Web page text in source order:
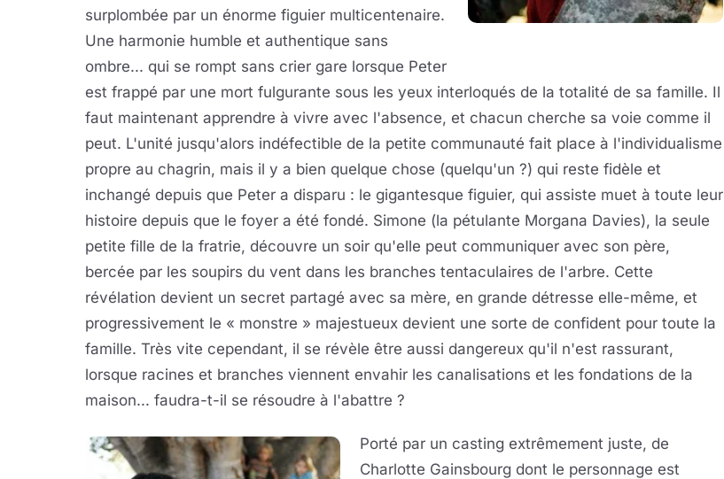
surplombée par un énorme figuier multicentenaire.
Une harmonie humble et authentique sans
ombre... qui se rompt sans crier gare lorsque Peter
est frappé par une mort fulgurante sous les yeux interloqués de la totalité de sa famille. Il
faut maintenant apprendre à vivre avec l'absence, et chacun cherche sa voie comme il
peut. L'unité jusqu'alors indéfectible de la petite communauté fait place à l'individualisme
propre au chagrin, mais il y a bien quelque chose (quelqu'un ?) qui reste fidèle et
inchangé depuis que Peter a disparu : le gigantesque figuier, qui assiste muet à toute leur
histoire depuis que le foyer a été fondé. Simone (la pétulante Morgana Davies), la seule
petite fille de la fratrie, découvre un soir qu'elle peut communiquer avec son père,
bercée par les soupirs du vent dans les branches tentaculaires de l'arbre. Cette
révélation devient un secret partagé avec sa mère, en grande détresse elle-même, et
progressivement le « monstre » majestueux devient une sorte de confident pour toute la
famille. Très vite cependant, il se révèle être aussi dangereux qu'il n'est rassurant,
lorsque racines et branches viennent envahir les canalisations et les fondations de la
maison... faudra-t-il se résoudre à l'abattre ?
Porté par un casting extrêmement juste, de
Charlotte Gainsbourg dont le personnage est